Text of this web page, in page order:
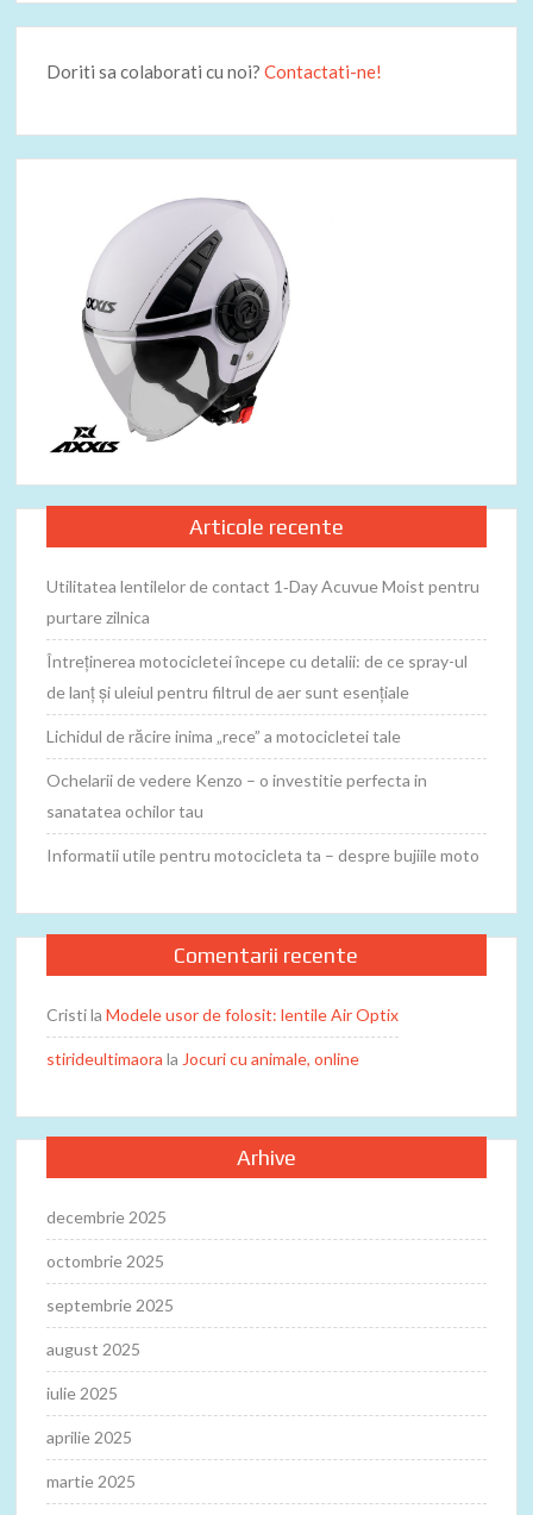
Doriti sa colaborati cu noi?Contactati-ne!
Articole recente
Utilitatea lentilelor de contact 1‑Day Acuvue Moist pentru
purtare zilnica
Întreținerea motocicletei începe cu detalii: de ce spray-ul
de lanț și uleiul pentru filtrul de aer sunt esențiale
Lichidul de răcire inima „rece” a motocicletei tale
Ochelarii de vedere Kenzo – o investitie perfecta in
sanatatea ochilor tau
Informatii utile pentru motocicleta ta – despre bujiile moto
Comentarii recente
CristilaModele usor de folosit: lentile Air Optix
stirideultimaora la Jocuri cu animale, online
Arhive
decembrie 2025
octombrie 2025
septembrie 2025
august 2025
iulie 2025
aprilie 2025
martie 2025